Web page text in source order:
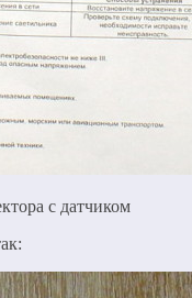
с датчиком